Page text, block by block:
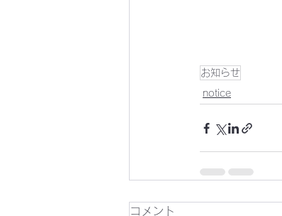
お知らせ
notice
コメント